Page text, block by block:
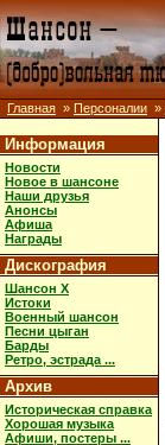
Главная » Персоналии »
Информация
Новости
Новое в шансоне
Наши друзья
Анонсы
Афиша
Награды
Дискография
Шансон X
Истоки
Военный шансон
Песни цыган
Барды
Ретро, эстрада ...
Архив
Историческая справка
Хорошая музыка
Афиши, постеры ...